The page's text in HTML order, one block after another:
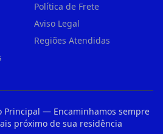
Política de Frete
Aviso Legal
Regiões Atendidas
Principal — Encaminhamos sempre
próximo de sua residência